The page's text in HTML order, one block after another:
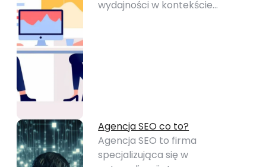
wydajności w kontekście…
Agencja SEO co to?
Agencja SEO to firma
specjalizująca się w